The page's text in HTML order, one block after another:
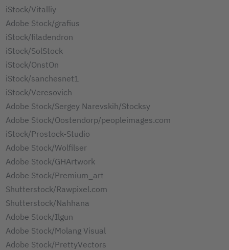
iStock/Vitalliy
Adobe Stock/grafius
iStock/filadendron
iStock/SolStock
iStock/OnstOn
iStock/sanchesnet1
iStock/Veresovich
Adobe Stock/Sergey Narevskih/Stocksy
Adobe Stock/Oostendorp/peopleimages.com
iStock/Prostock-Studio
Adobe Stock/Wolfilser
Adobe Stock/GHArtwork
Adobe Stock/Premium_art
Shutterstock/Rawpixel.com
Shutterstock/Nahhana
Adobe Stock/Ilgun
Adobe Stock/Molang Visual
Adobe Stock/PrettyVectors